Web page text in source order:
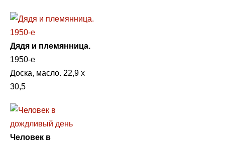
Дядя и племянница.
1950-е
Доска, масло. 22,9 х
30,5
Человек в